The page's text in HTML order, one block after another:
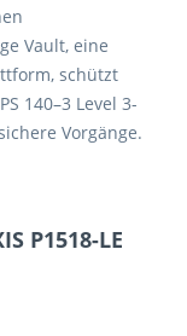
Vault, eine
schützt
140–3 Level 3-
Vorgänge.
P1518-LE